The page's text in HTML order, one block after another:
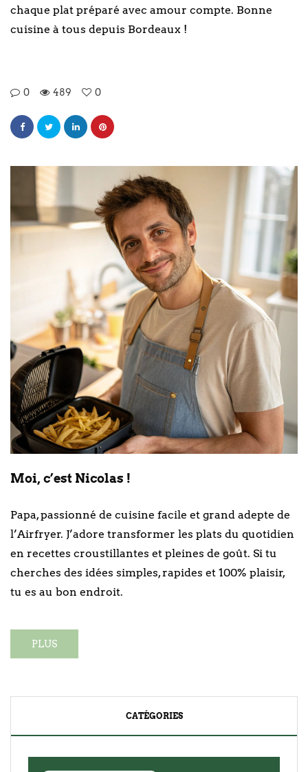
chaque plat préparé avec amour compte. Bonne
cuisine à tous depuis Bordeaux !
0 489 0
Moi, c’est Nicolas !
Papa, passionné de cuisine facile et grand adepte de
l’Airfryer. J’adore transformer les plats du quotidien
en recettes croustillantes et pleines de goût. Si tu
cherches des idées simples, rapides et 100% plaisir,
tu es au bon endroit.
PLUS
CATÉGORIES